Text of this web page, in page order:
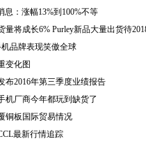
息：涨幅13%到100%不等
量将成长6% Purley新品大量出货待
机品牌表现笑傲全球
变化图
布2016年第三季度业绩报告
机厂商今年都玩到缺货了
铜板国际贸易情况
最新行情追踪